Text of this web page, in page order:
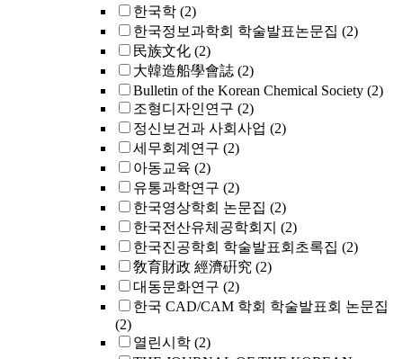
한국학 (2)
한국정보과학회 학술발표논문집 (2)
民族文化 (2)
大韓造船學會誌 (2)
Bulletin of the Korean Chemical Society (2)
조형디자인연구 (2)
정신보건과 사회사업 (2)
세무회계연구 (2)
아동교육 (2)
유통과학연구 (2)
한국영상학회 논문집 (2)
한국전산유체공학회지 (2)
한국진공학회 학술발표회초록집 (2)
敎育財政 經濟硏究 (2)
대동문화연구 (2)
한국 CAD/CAM 학회 학술발표회 논문집
(2)
열린시학 (2)